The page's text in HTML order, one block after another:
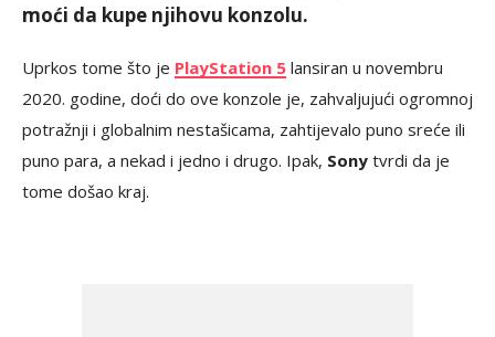
moći da kupe njihovu konzolu.
Uprkos tome što je PlayStation 5 lansiran u novembru
2020. godine, doći do ove konzole je, zahvaljujući ogromnoj
potražnji i globalnim nestašicama, zahtijevalo puno sreće ili
puno para, a nekad i jedno i drugo. Ipak, Sony tvrdi da je
tome došao kraj.